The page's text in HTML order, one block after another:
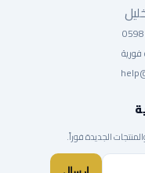
الجديدة فوراً.
إرسال